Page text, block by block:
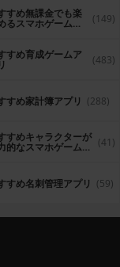
すめ無課金でも楽
るスマホゲームア (149)
すめ育成ゲームア (483)
すめ家計簿アプリ (288)
すめキャラクターが
的なスマホゲームア (41)
すめ名刺管理アプリ (59)